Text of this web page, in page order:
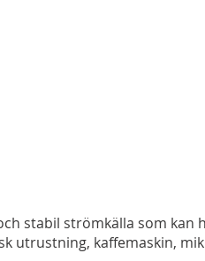
stabil strömkälla som kan
utrustning, kaffemaskin,